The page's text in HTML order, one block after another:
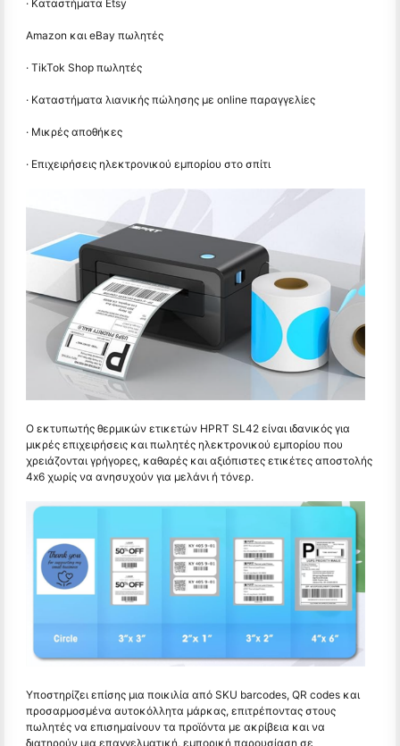
· Καταστήματα Etsy
Amazon και eBay πωλητές
· TikTok Shop πωλητές
· Καταστήματα λιανικής πώλησης με online παραγγελίες
· Μικρές αποθήκες
· Επιχειρήσεις ηλεκτρονικού εμπορίου στο σπίτι
Ο εκτυπωτής θερμικών ετικετών HPRT SL42 είναι ιδανικός για
μικρές επιχειρήσεις και πωλητές ηλεκτρονικού εμπορίου που
χρειάζονται γρήγορες, καθαρές και αξιόπιστες ετικέτες αποστολής
4x6 χωρίς να ανησυχούν για μελάνι ή τόνερ.
Υποστηρίζει επίσης μια ποικιλία από SKU barcodes, QR codes και
προσαρμοσμένα αυτοκόλλητα μάρκας, επιτρέποντας στους
πωλητές να επισημαίνουν τα προϊόντα με ακρίβεια και να
διατηρούν μια επαγγελματική, εμπορική παρουσίαση σε